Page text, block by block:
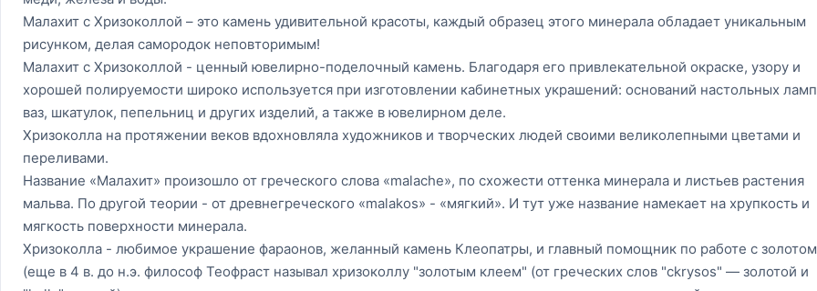
Малахит с Хризоколлой – это камень удивительной красоты, каждый образец этого минерала обладает уникальным
рисунком, делая самородок неповторимым!
Малахит с Хризоколлой - ценный ювелирно-поделочный камень. Благодаря его привлекательной окраске, узору и
хорошей полируемости широко используется при изготовлении кабинетных украшений: оснований настольных
ваз, шкатулок, пепельниц и других изделий, а также в ювелирном деле.
Хризоколла на протяжении веков вдохновляла художников и творческих людей своими великолепными цветами и
переливами.
Название «Малахит» произошло от греческого слова «malache», по схожести оттенка минерала и листьев растения
мальва. По другой теории - от древнегреческого «malakos» - «мягкий». И тут уже название намекает на хрупкость и
мягкость поверхности минерала.
Хризоколла - любимое украшение фараонов, желанный камень Клеопатры, и главный помощник по работе с золотом
(еще в 4 в. до н.э. философ Теофраст называл хризоколлу "золотым клеем" (от греческих слов "ckrysos" — золотой и